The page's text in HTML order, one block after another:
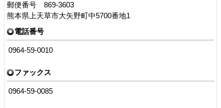
郵便番号 869-3603
熊本県上天草市大矢野町中5700番地1
電話番号
0964-59-0010
ファックス
0964-59-0085